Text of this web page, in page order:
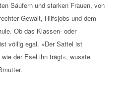
Säufern und starken Frauen, von
Gewalt, Hilfsjobs und dem
Ob das Klassen- oder
völlig egal. »Der Sattel ist
der Esel ihn trägt«, wusste